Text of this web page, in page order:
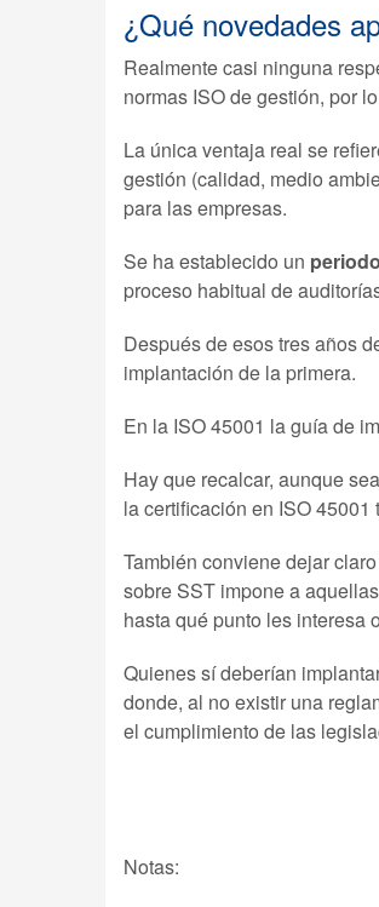
¿Qué novedades
Realmente casi ninguna
normas ISO de gestión, por
La única ventaja real se
gestión (calidad, medio
para las empresas.
Se ha establecido un
proceso habitual de
Después de esos tres años
implantación de la primera.
En la ISO 45001 la guía de
Hay que recalcar, aunque
la certificación en ISO
También conviene dejar
sobre SST impone a
hasta qué punto les interesa
Quienes sí deberían
donde, al no existir una
el cumplimiento de las
Notas: